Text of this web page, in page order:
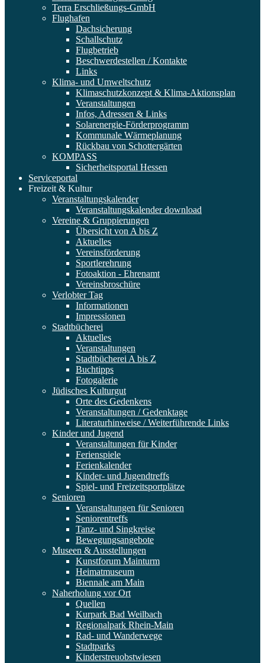
Terra Erschließungs-GmbH
Flughafen
Dachsicherung
Schallschutz
Flugbetrieb
Beschwerdestellen / Kontakte
Links
Klima- und Umweltschutz
Klimaschutzkonzept & Klima-Aktionsplan
Veranstaltungen
Infos, Adressen & Links
Solarenergie-Förderprogramm
Kommunale Wärmeplanung
Rückbau von Schottergärten
KOMPASS
Sicherheitsportal Hessen
Serviceportal
Freizeit & Kultur
Veranstaltungskalender
Veranstaltungskalender download
Vereine & Gruppierungen
Übersicht von A bis Z
Aktuelles
Vereinsförderung
Sportlerehrung
Fotoaktion - Ehrenamt
Vereinsbroschüre
Verlobter Tag
Informationen
Impressionen
Stadtbücherei
Aktuelles
Veranstaltungen
Stadtbücherei A bis Z
Buchtipps
Fotogalerie
Jüdisches Kulturgut
Orte des Gedenkens
Veranstaltungen / Gedenktage
Literaturhinweise / Weiterführende Links
Kinder und Jugend
Veranstaltungen für Kinder
Ferienspiele
Ferienkalender
Kinder- und Jugendtreffs
Spiel- und Freizeitsportplätze
Senioren
Veranstaltungen für Senioren
Seniorentreffs
Tanz- und Singkreise
Bewegungsangebote
Museen & Ausstellungen
Kunstforum Mainturm
Heimatmuseum
Biennale am Main
Naherholung vor Ort
Quellen
Kurpark Bad Weilbach
Regionalpark Rhein-Main
Rad- und Wanderwege
Stadtparks
Kinderstreuobstwiesen